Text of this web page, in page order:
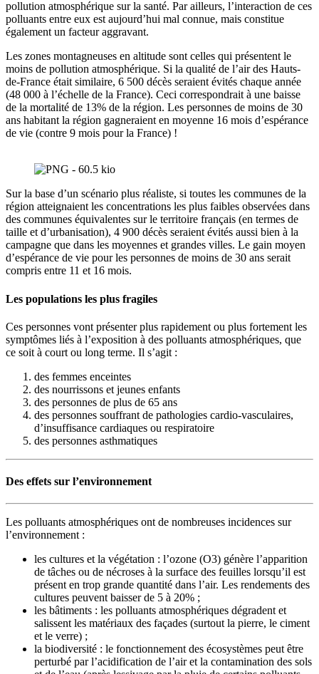
pollution atmosphérique sur la santé. Par ailleurs, l’interaction de ces
polluants entre eux est aujourd’hui mal connue, mais constitue
également un facteur aggravant.
Les zones montagneuses en altitude sont celles qui présentent le
moins de pollution atmosphérique. Si la qualité de l’air des Hauts-
de-France était similaire, 6 500 décès seraient évités chaque année
(48 000 à l’échelle de la France). Ceci correspondrait à une baisse
de la mortalité de 13% de la région. Les personnes de moins de 30
ans habitant la région gagneraient en moyenne 16 mois d’espérance
de vie (contre 9 mois pour la France) !
Sur la base d’un scénario plus réaliste, si toutes les communes de la
région atteignaient les concentrations les plus faibles observées dans
des communes équivalentes sur le territoire français (en termes de
taille et d’urbanisation), 4 900 décès seraient évités aussi bien à la
campagne que dans les moyennes et grandes villes. Le gain moyen
d’espérance de vie pour les personnes de moins de 30 ans serait
compris entre 11 et 16 mois.
Les populations les plus fragiles
Ces personnes vont présenter plus rapidement ou plus fortement les
symptômes liés à l’exposition à des polluants atmosphériques, que
ce soit à court ou long terme. Il s’agit :
des femmes enceintes
des nourrissons et jeunes enfants
des personnes de plus de 65 ans
des personnes souffrant de pathologies cardio-vasculaires,
d’insuffisance cardiaques ou respiratoire
des personnes asthmatiques
Des effets sur l’environnement
Les polluants atmosphériques ont de nombreuses incidences sur
l’environnement :
les cultures et la végétation : l’ozone (O3) génère l’apparition
de tâches ou de nécroses à la surface des feuilles lorsqu’il est
présent en trop grande quantité dans l’air. Les rendements des
cultures peuvent baisser de 5 à 20% ;
les bâtiments : les polluants atmosphériques dégradent et
salissent les matériaux des façades (surtout la pierre, le ciment
et le verre) ;
la biodiversité : le fonctionnement des écosystèmes peut être
perturbé par l’acidification de l’air et la contamination des sols